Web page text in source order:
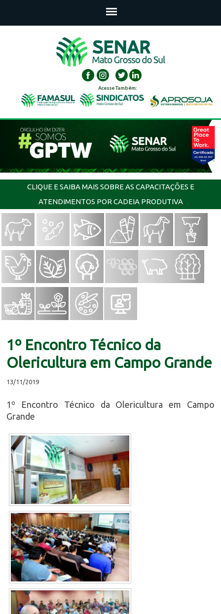
Acesse Também:
CLIQUE E SAIBA MAIS SOBRE AS CAPACITAÇÕES E
ATENDIMENTOS POR CADEIA PRODUTIVA
1º Encontro Técnico da
Olericultura em Campo Grande
13/11/2019
1º Encontro Técnico da Olericultura em Campo
Grande